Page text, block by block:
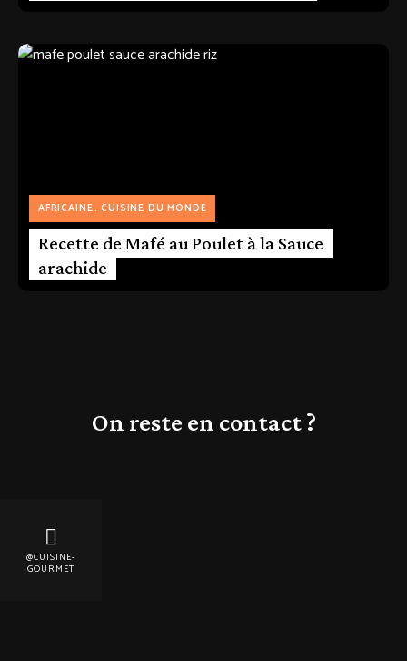
AFRICAINE CUISINE DU MONDE
Recette de Mafé au Poulet à la Sauce
arachide
On reste en contact ?
@CUISINE-
GOURMET